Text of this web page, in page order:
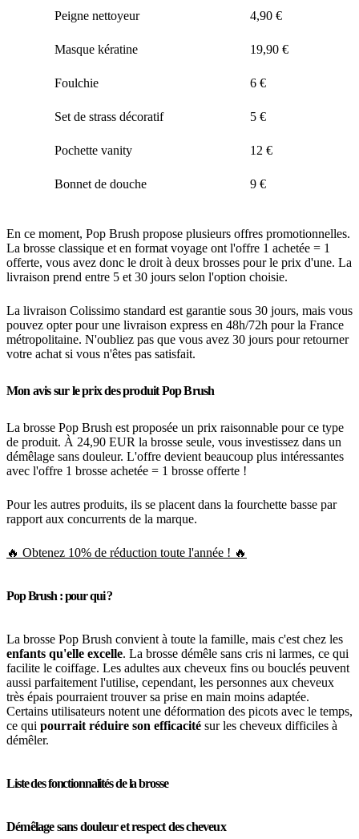
Peigne nettoyeur 4,90 €
Masque kératine 19,90 €
Foulchie 6 €
Set de strass décoratif 5 €
Pochette vanity 12 €
Bonnet de douche 9 €
En ce moment, Pop Brush propose plusieurs offres promotionnelles.
La brosse classique et en format voyage ont l'offre 1 achetée = 1
offerte, vous avez donc le droit à deux brosses pour le prix d'une. La
livraison prend entre 5 et 30 jours selon l'option choisie.
La livraison Colissimo standard est garantie sous 30 jours, mais vous
pouvez opter pour une livraison express en 48h/72h pour la France
métropolitaine. N'oubliez pas que vous avez 30 jours pour retourner
votre achat si vous n'êtes pas satisfait.
Mon avis sur le prix des produit Pop Brush
La brosse Pop Brush est proposée un prix raisonnable pour ce type
de produit. À 24,90 EUR la brosse seule, vous investissez dans un
démêlage sans douleur. L'offre devient beaucoup plus intéressantes
avec l'offre 1 brosse achetée = 1 brosse offerte !
Pour les autres produits, ils se placent dans la fourchette basse par
rapport aux concurrents de la marque.
🔥 Obtenez 10% de réduction toute l'année ! 🔥
Pop Brush : pour qui ?
La brosse Pop Brush convient à toute la famille, mais c'est chez les
enfants qu'elle excelle. La brosse démêle sans cris ni larmes, ce qui
facilite le coiffage. Les adultes aux cheveux fins ou bouclés peuvent
aussi parfaitement l'utilise, cependant, les personnes aux cheveux
très épais pourraient trouver sa prise en main moins adaptée.
Certains utilisateurs notent une déformation des picots avec le temps,
ce qui pourrait réduire son efficacité sur les cheveux difficiles à
démêler.
Liste des fonctionnalités de la brosse
Démêlage sans douleur et respect des cheveux